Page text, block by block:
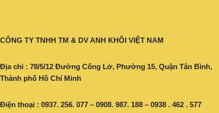
CÔNG TY TNHH TM & DV ANH KHÔI VIỆT NAM
Địa chỉ : 78/5/12 Đường Cống Lở, Phường 15, Quận Tân Bình,
Thành phố Hồ Chí Minh
Điện thoại : 0937. 256. 077 – 0908. 987. 188 – 0938 . 462 . 577